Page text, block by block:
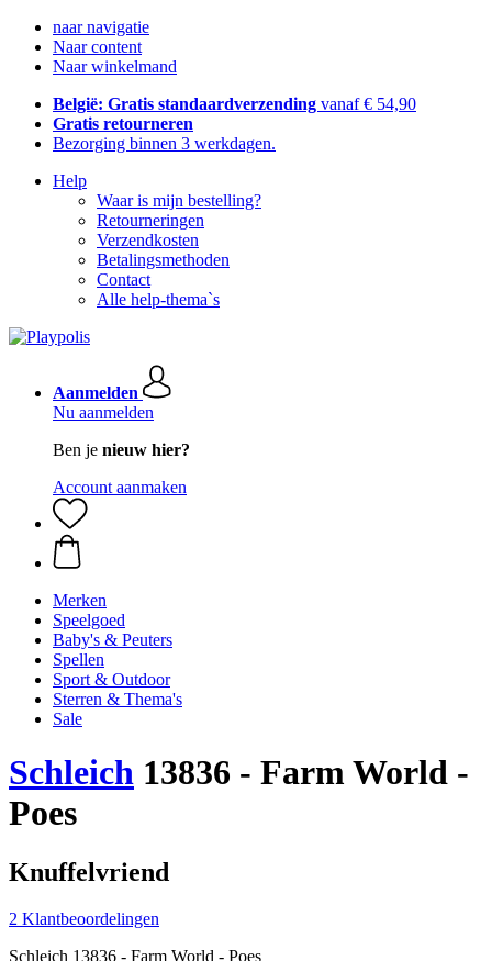
naar navigatie
Naar content
Naar winkelmand
België: Gratis standaardverzending vanaf € 54,90
Gratis retourneren
Bezorging binnen 3 werkdagen.
Help
Waar is mijn bestelling?
Retourneringen
Verzendkosten
Betalingsmethoden
Contact
Alle help-thema`s
Aanmelden
Nu aanmelden
Ben je nieuw hier?
Account aanmaken
Merken
Speelgoed
Baby's & Peuters
Spellen
Sport & Outdoor
Sterren & Thema's
Sale
Schleich 13836 - Farm World -
Poes
Knuffelvriend
2 Klantbeoordelingen
Schleich 13836 - Farm World - Poes